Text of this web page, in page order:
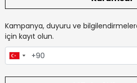
Kampanya, duyuru ve
için kayıt olun.